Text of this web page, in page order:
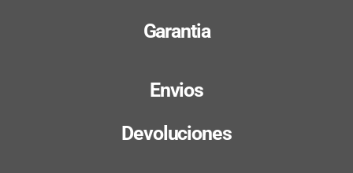
Garantia
Envios
Devoluciones